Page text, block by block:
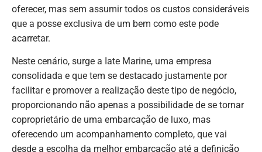
oferecer, mas sem assumir todos os custos consideráveis
que a posse exclusiva de um bem como este pode
acarretar.
Neste cenário, surge a Iate Marine, uma empresa
consolidada e que tem se destacado justamente por
facilitar e promover a realização deste tipo de negócio,
proporcionando não apenas a possibilidade de se tornar
coproprietário de uma embarcação de luxo, mas
oferecendo um acompanhamento completo, que vai
desde a escolha da melhor embarcação até a definição